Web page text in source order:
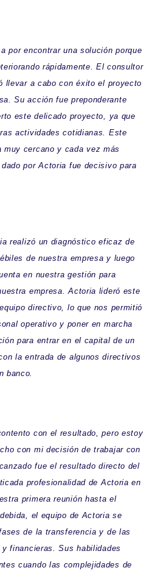
por encontrar una solución porque
rápidamente. El consultor
llevar a cabo con éxito el proyecto
Su acción fue preponderante
este delicado proyecto, ya que
actividades cotidianas. Este
muy cercano y cada vez más
por Actoria fue decisivo para
realizó un diagnóstico eficaz de
de nuestra empresa y luego
en nuestra gestión para
empresa. Actoria lideró este
directivo, lo que nos permitió
operativo y poner en marcha
para entrar en el capital de un
la entrada de algunos directivos
banco.
con el resultado, pero estoy
con mi decisión de trabajar con
fue el resultado directo del
profesionalidad de Actoria en
primera reunión hasta el
el equipo de Actoria se
de la transferencia y de las
financieras. Sus habilidades
cuando las complejidades de